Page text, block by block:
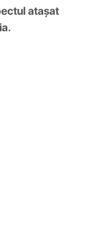
atașat